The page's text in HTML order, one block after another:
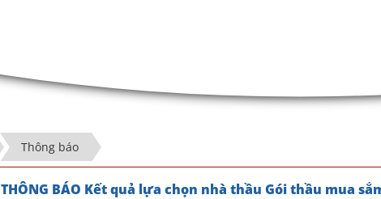
Thông báo
THÔNG BÁO Kết quả lựa chọn nhà thầu Gói thầu mua